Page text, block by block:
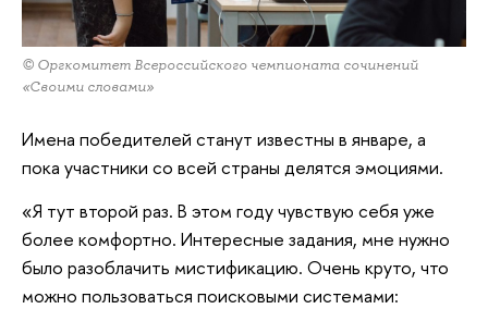
© Оргкомитет Всероссийского чемпионата сочинений
«Своими словами»
Имена победителей станут известны в январе, а
пока участники со всей страны делятся эмоциями.
«Я тут второй раз. В этом году чувствую себя уже
более комфортно. Интересные задания, мне нужно
было разоблачить мистификацию. Очень круто, что
можно пользоваться поисковыми системами: